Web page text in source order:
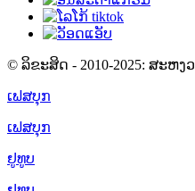
© ລິຂະສິດ - 2010-2025: ສະຫ
ເຟສບຸກ
ເຟສບຸກ
ຢູທູບ